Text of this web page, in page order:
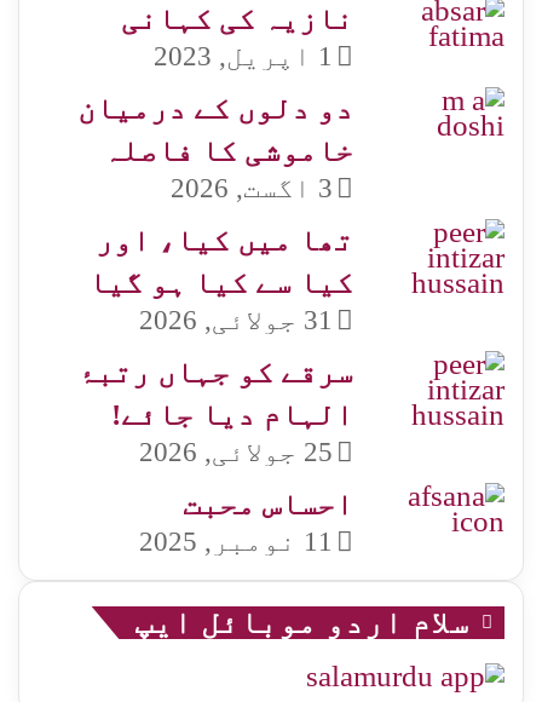
نازیہ کی کہانی
1 اپریل, 2023
دو دلوں کے درمیان
خاموشی کا فاصلہ
3 اگست, 2026
تھا میں کیا، اور
کیا سے کیا ہو گیا
31 جولائی, 2026
سرقے کو جہاں رتبۂ
الہام دیا جائے!
25 جولائی, 2026
احساس محبت
11 نومبر, 2025
سلام اردو موبائل ایپ